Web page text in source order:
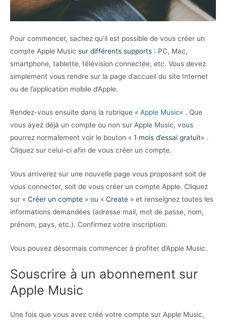
Pour commencer, sachez qu’il est possible de vous créer un
compte Apple Music sur différents supports : PC, Mac,
smartphone, tablette, télévision connectée, etc. Vous devez
simplement vous rendre sur la page d’accueil du site Internet
ou de l’application mobile d’Apple.
Rendez-vous ensuite dans la rubrique « Apple Music« . Que
vous ayez déjà un compte ou non sur Apple Music, vous
pourrez normalement voir le bouton « 1 mois d’essai gratuit« .
Cliquez sur celui-ci afin de vous créer un compte.
Vous arriverez sur une nouvelle page vous proposant soit de
vous connecter, soit de vous créer un compte Apple. Cliquez
sur « Créer un compte » ou « Create » et renseignez toutes les
informations demandées (adresse mail, mot de passe, nom,
prénom, pays, etc.). Confirmez votre inscription.
Vous pouvez désormais commencer à profiter d’Apple Music.
Souscrire à un abonnement sur
Apple Music
Une fois que vous avez créé votre compte sur Apple Music,